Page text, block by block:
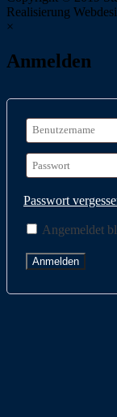
Realisierung
×
Anmelden
Passwort
Angemeldet
Anmelden